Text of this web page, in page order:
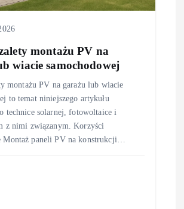
montażu PV na
wiacie samochodowej
montażu PV na garażu lub wiacie
to temat niniejszego artykułu
technice solarnej, fotowoltaice i
z nimi związanym. Korzyści
Montaż paneli PV na konstrukcji…